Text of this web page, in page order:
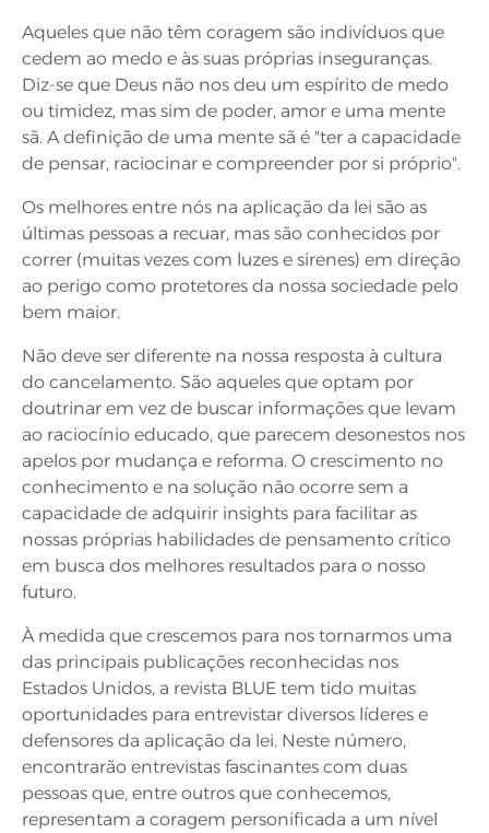
Aqueles que não têm coragem são indivíduos que
cedem ao medo e às suas próprias inseguranças.
Diz-se que Deus não nos deu um espírito de medo
ou timidez, mas sim de poder, amor e uma mente
sã. A definição de uma mente sã é "ter a capacidade
de pensar, raciocinar e compreender por si próprio".
Os melhores entre nós na aplicação da lei são as
últimas pessoas a recuar, mas são conhecidos por
correr (muitas vezes com luzes e sirenes) em direção
ao perigo como protetores da nossa sociedade pelo
bem maior.
Não deve ser diferente na nossa resposta à cultura
do cancelamento. São aqueles que optam por
doutrinar em vez de buscar informações que levam
ao raciocínio educado, que parecem desonestos nos
apelos por mudança e reforma. O crescimento no
conhecimento e na solução não ocorre sem a
capacidade de adquirir insights para facilitar as
nossas próprias habilidades de pensamento crítico
em busca dos melhores resultados para o nosso
futuro.
À medida que crescemos para nos tornarmos uma
das principais publicações reconhecidas nos
Estados Unidos, a revista BLUE tem tido muitas
oportunidades para entrevistar diversos líderes e
defensores da aplicação da lei. Neste número,
encontrarão entrevistas fascinantes com duas
pessoas que, entre outros que conhecemos,
representam a coragem personificada a um nível